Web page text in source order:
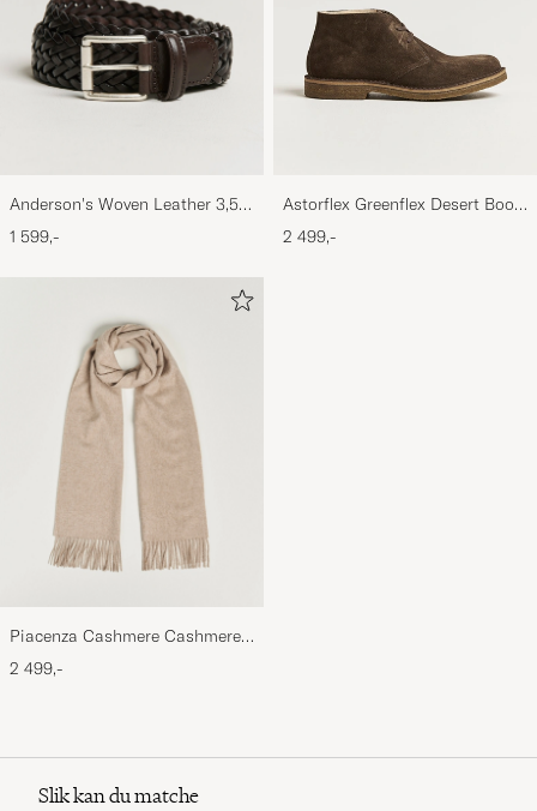
Anderson's Woven Leather 3,5
cm Belt Dark Brown
1 599,-
Astorflex Greenflex Desert Boot
Dark Brown Suede
2 499,-
Piacenza Cashmere Cashmere
Scarf Light Beige
2 499,-
Slik kan du matche